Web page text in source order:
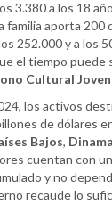
3.380 a los 18
familia aporta 200
252.000 y a los
el tiempo puede
Cultural
los activos
de dólares
Bajos,
cuentan con
y no
recaude lo